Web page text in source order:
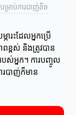
រាប់ការបាញ់តិច
ះដែលអ្នកប្រើ
ខ្ពស់ និងត្រូវបាន
ស់អ្នក។ ការបញ្ចូល
របាញ់ក៏មាន